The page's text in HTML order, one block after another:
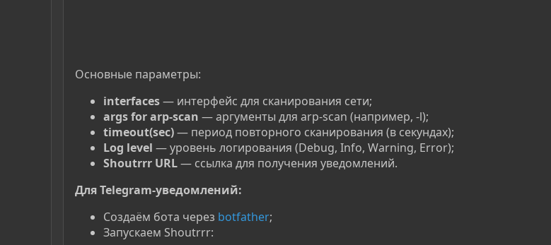
Основные параметры:
interfaces— интерфейс для сканирования сети;
args for arp-scan — аргументы для arp-scan (например, -l);
timeout(sec)— период повторного сканирования (в секундах);
Log level — уровень логирования (Debug, Info, Warning, Error);
Shoutrrr URL— ссылка для получения уведомлений.
Для Telegram-уведомлений:
Создаём бота через botfather;
Запускаем Shoutrrr: